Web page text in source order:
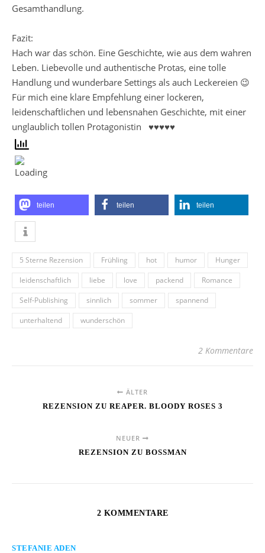
Gesamthandlung.
Fazit:
Hach war das schön. Eine Geschichte, wie aus dem wahren
Leben. Liebevolle und authentische Protas, eine tolle
Handlung und wunderbare Settings als auch Leckereien 😉
Für mich eine klare Empfehlung einer lockeren,
leidenschaftlichen und lebensnahen Geschichte, mit einer
unglaublich tollen Protagonistin ♥♥♥♥♥
teilen teilen teilen
5 Sterne Rezension Frühling hot humor
Hunger
leidenschaftlich
liebe love packend
Romance
Self-Publishing
sinnlich sommer
spannend
unterhaltend
wunderschön
2 Kommentare
ÄLTER
REZENSION ZU REAPER. BLOODY ROSES 3
NEUER
REZENSION ZU BOSSMAN
2 KOMMENTARE
STEFANIE ADEN